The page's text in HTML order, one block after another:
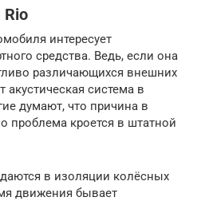
интересует
средства. Ведь, если она
различающихся внешних
система в
думают, что причина в
проблема кроется в штатной
в изоляции колёсных
движения бывает